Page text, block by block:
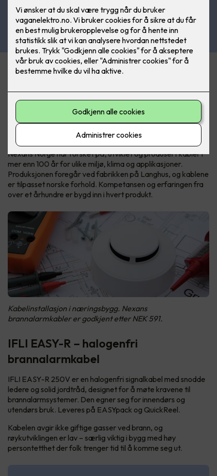
Det nye sortimentet er tilgjengelig i Nexans’ nye
Over 100 år med norsk
kabelkompetanse
Nexans Norge har forsket på, utviklet og produsert kabler i
mer enn 100 år for ulike miljø, klima og applikasjoner.
Produksjonen foregår ved fabrikken på Langhus, og kablene
er tilpasset norske forhold. Kompetansen og erfaringen fra
over et århundre er bygd inn i hvert produkt.
Kabelinstallasjon i næringsbygg. Nexans
brannalarmkabler er godkjent etter NEK 591.
IFLI EASY-R – halogenfri
brannalarmkabel
IFLI EASY-R 250V er en halogenfri signalkabel med snodde
ledere og solid jordtråd, designet for å møte kravene til
brannalarmsystemer. Den egner seg for innendørs og
utendørs bruk. Leveres på EASYpack og QuickReel.
Kabelen avgir ikke giftige gasser ved brann, og
røykutviklingen er lav – særlig viktig i bygg med høy
persontetthet der folk trenger tid til å komme seg ut.